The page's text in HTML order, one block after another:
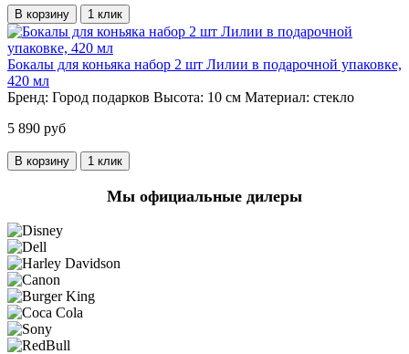
В корзину 1 клик
Бокалы для коньяка набор 2 шт Лилии в подарочной упаковке,
420 мл
Бренд: Город подарков Высота: 10 см Материал: стекло
5 890 руб
В корзину 1 клик
Мы официальные дилеры